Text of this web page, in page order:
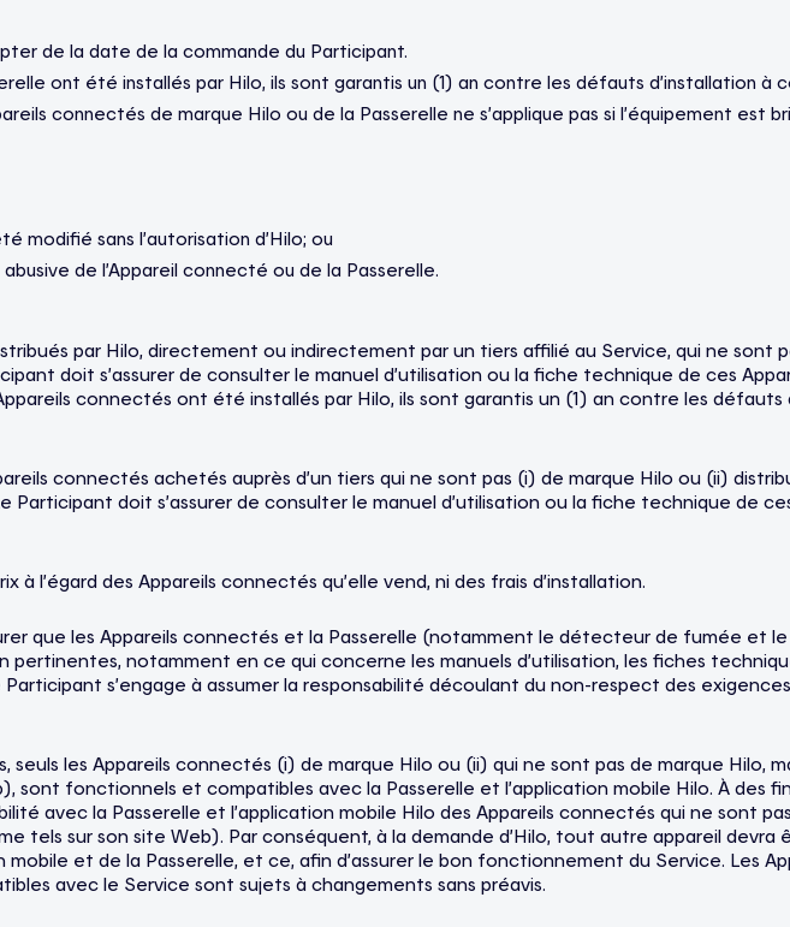
de la date de la commande du Participant.
ont été installés par Hilo, ils sont garantis un (1) an contre les défauts d’installation à
connectés de marque Hilo ou de la Passerelle ne s’applique pas si l’équipement est
modifié sans l’autorisation d’Hilo; ou
de l’Appareil connecté ou de la Passerelle.
par Hilo, directement ou indirectement par un tiers affilié au Service, qui ne sont
doit s’assurer de consulter le manuel d’utilisation ou la fiche technique de ces
connectés ont été installés par Hilo, ils sont garantis un (1) an contre les
connectés achetés auprès d’un tiers qui ne sont pas (i) de marque Hilo ou (ii)
Participant doit s’assurer de consulter le manuel d’utilisation ou la fiche technique de
à l’égard des Appareils connectés qu’elle vend, ni des frais d’installation.
que les Appareils connectés et la Passerelle (notamment le détecteur de fumée et
notamment en ce qui concerne les manuels d’utilisation, les fiches
s’engage à assumer la responsabilité découlant du non-respect des
seuls les Appareils connectés (i) de marque Hilo ou (ii) qui ne sont pas de marque Hilo,
sont fonctionnels et compatibles avec la Passerelle et l’application mobile Hilo. À des
avec la Passerelle et l’application mobile Hilo des Appareils connectés qui ne sont
tels sur son site Web). Par conséquent, à la demande d’Hilo, tout autre appareil devra
et de la Passerelle, et ce, afin d’assurer le bon fonctionnement du Service. Les
avec le Service sont sujets à changements sans préavis.